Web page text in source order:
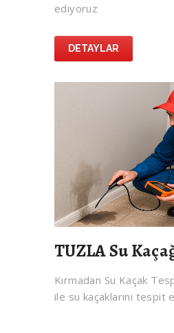
ediyoruz
DETAYLAR
TUZLA Su
Kırmadan Su Kaçak
ile su kaçaklarını tespit